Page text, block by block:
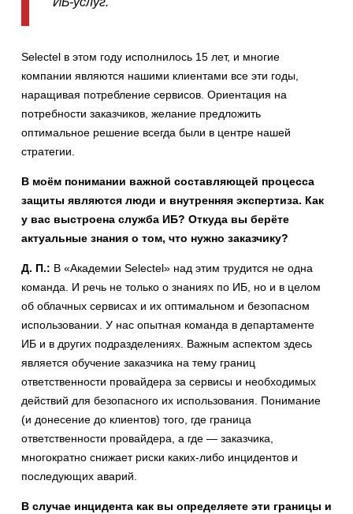
Selectel в этом году исполнилось 15 лет, и многие
компании являются нашими клиентами все эти годы,
наращивая потребление сервисов. Ориентация на
потребности заказчиков, желание предложить
оптимальное решение всегда были в центре нашей
стратегии.
В моём понимании важной составляющей процесса
защиты являются люди и внутренняя экспертиза. Как
у вас выстроена служба ИБ? Откуда вы берёте
актуальные знания о том, что нужно заказчику?
Д. П.: В «Академии Selectel» над этим трудится не одна
команда. И речь не только о знаниях по ИБ, но и в целом
об облачных сервисах и их оптимальном и безопасном
использовании. У нас опытная команда в департаменте
ИБ и в других подразделениях. Важным аспектом здесь
является обучение заказчика на тему границ
ответственности провайдера за сервисы и необходимых
действий для безопасного их использования. Понимание
(и донесение до клиентов) того, где граница
ответственности провайдера, а где — заказчика,
многократно снижает риски каких-либо инцидентов и
последующих аварий.
В случае инцидента как вы определяете эти границы и